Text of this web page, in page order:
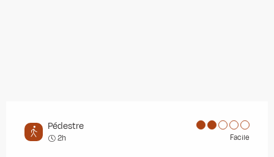
Pédestre
2h Facile